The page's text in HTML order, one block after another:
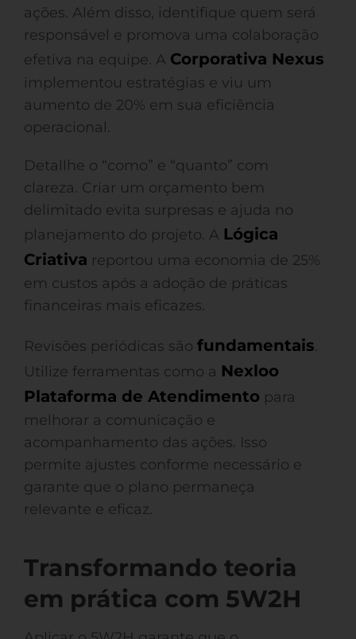
ações. Além disso, identifique quem será
responsável e promova uma colaboração
efetiva na equipe. A Corporativa Nexus
implementou estratégias e viu um
aumento de 20% em sua eficiência
operacional.
Detallhe o “como” e “quanto” com
clareza. Criar um orçamento bem
delimitado evita surpresas e ajuda no
planejamento do projeto. A Lógica
Criativa reportou uma economia de 25%
em custos após a adoção de práticas
financeiras mais eficazes.
Revisões periódicas são fundamentais.
Utilize ferramentas como a Nexloo
Plataforma de Atendimento para
melhorar a comunicação e
acompanhamento das ações. Isso
permite ajustes conforme necessário e
garante que o plano permaneça
relevante e eficaz.
Transformando teoria
em prática com 5W2H